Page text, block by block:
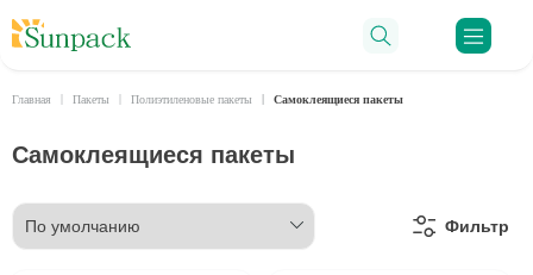
Главная Пакеты Полиэтиленовые пакеты Самоклеящиеся пакеты
Самоклеящиеся пакеты
Фильтр